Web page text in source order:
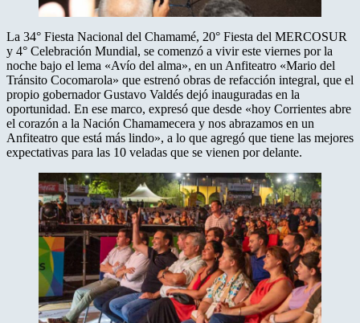
La 34° Fiesta Nacional del Chamamé, 20° Fiesta del MERCOSUR
y 4° Celebración Mundial, se comenzó a vivir este viernes por la
noche bajo el lema «Avío del alma», en un Anfiteatro «Mario del
Tránsito Cocomarola» que estrenó obras de refacción integral, que el
propio gobernador Gustavo Valdés dejó inauguradas en la
oportunidad. En ese marco, expresó que desde «hoy Corrientes abre
el corazón a la Nación Chamamecera y nos abrazamos en un
Anfiteatro que está más lindo», a lo que agregó que tiene las mejores
expectativas para las 10 veladas que se vienen por delante.